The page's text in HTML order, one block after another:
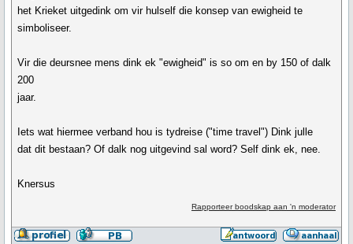
het Krieket uitgedink om vir hulself die konsep van ewigheid te
simboliseer.
Vir die deursnee mens dink ek "ewigheid" is so om en by 150 of dalk
200
jaar.
Iets wat hiermee verband hou is tydreise ("time travel") Dink julle
dat dit bestaan? Of dalk nog uitgevind sal word? Self dink ek, nee.
Knersus
Rapporteer boodskap aan 'n moderator